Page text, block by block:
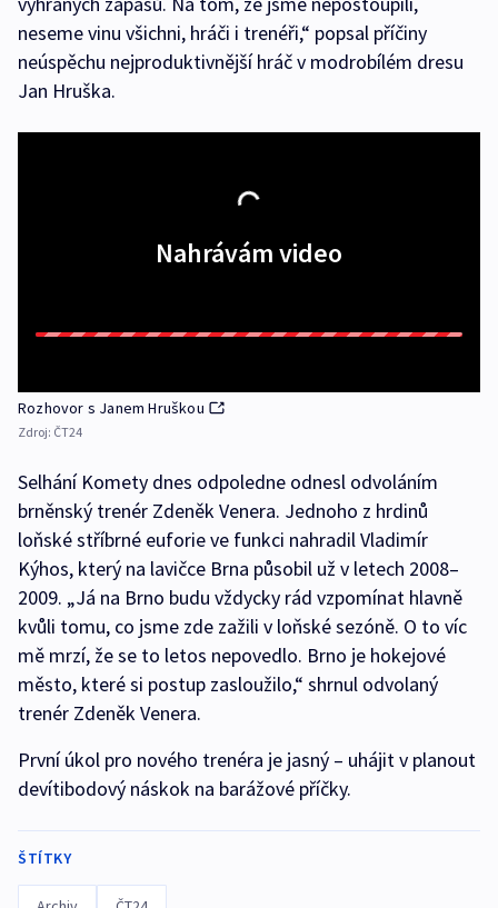
neseme vinu všichni, hráči i trenéři,“ popsal příčiny
neúspěchu nejproduktivnější hráč v modrobílém dresu
Jan Hruška.
Nahrávám video
Rozhovor s Janem Hruškou
Zdroj: ČT24
Selhání Komety dnes odpoledne odnesl odvoláním
brněnský trenér Zdeněk Venera. Jednoho z hrdinů
loňské stříbrné euforie ve funkci nahradil Vladimír
Kýhos, který na lavičce Brna působil už v letech 2008–
2009. „Já na Brno budu vždycky rád vzpomínat hlavně
kvůli tomu, co jsme zde zažili v loňské sezóně. O to víc
mě mrzí, že se to letos nepovedlo. Brno je hokejové
město, které si postup zasloužilo,“ shrnul odvolaný
trenér Zdeněk Venera.
První úkol pro nového trenéra je jasný – uhájit v planout
devítibodový náskok na barážové příčky.
ŠTÍTKY